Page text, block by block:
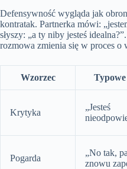
Defensywność wygląda jak
kontratak. Partnerka mówi:
słyszy: „a ty niby jesteś
rozmowa zmienia się w proces o
Wzorzec
Krytyka
„Jesteś
Pogarda
„No tak,
znowu